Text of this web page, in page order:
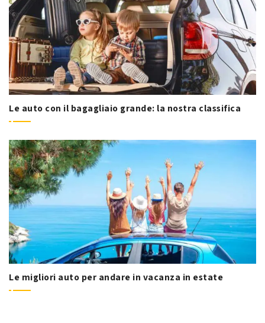
Le auto con il bagagliaio grande: la nostra classifica
Le migliori auto per andare in vacanza in estate